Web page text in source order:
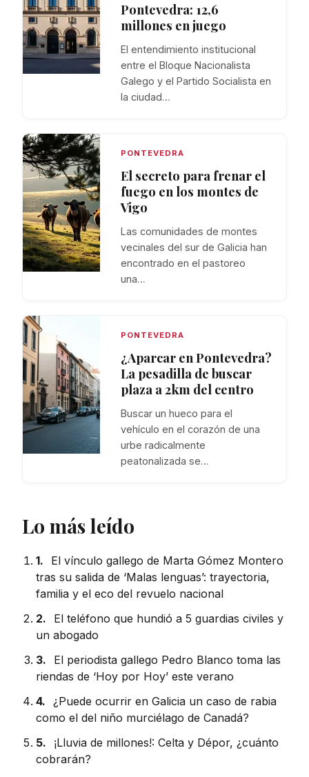
Pontevedra: 12,6
millones en juego
El entendimiento institucional
entre el Bloque Nacionalista
Galego y el Partido Socialista en
la ciudad…
PONTEVEDRA
El secreto para frenar el
fuego en los montes de
Vigo
Las comunidades de montes
vecinales del sur de Galicia han
encontrado en el pastoreo
una…
PONTEVEDRA
¿Aparcar en Pontevedra?
La pesadilla de buscar
plaza a 2km del centro
Buscar un hueco para el
vehículo en el corazón de una
urbe radicalmente
peatonalizada se…
Lo más leído
1.
El vínculo gallego de Marta Gómez Montero
tras su salida de ‘Malas lenguas’: trayectoria,
familia y el eco del revuelo nacional
2.
El teléfono que hundió a 5 guardias civiles y
un abogado
3.
El periodista gallego Pedro Blanco toma las
riendas de ‘Hoy por Hoy’ este verano
4.
¿Puede ocurrir en Galicia un caso de rabia
como el del niño murciélago de Canadá?
5.
¡Lluvia de millones!: Celta y Dépor, ¿cuánto
cobrarán?